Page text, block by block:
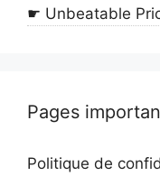
☛ Unbeatable
Pages
Politique de